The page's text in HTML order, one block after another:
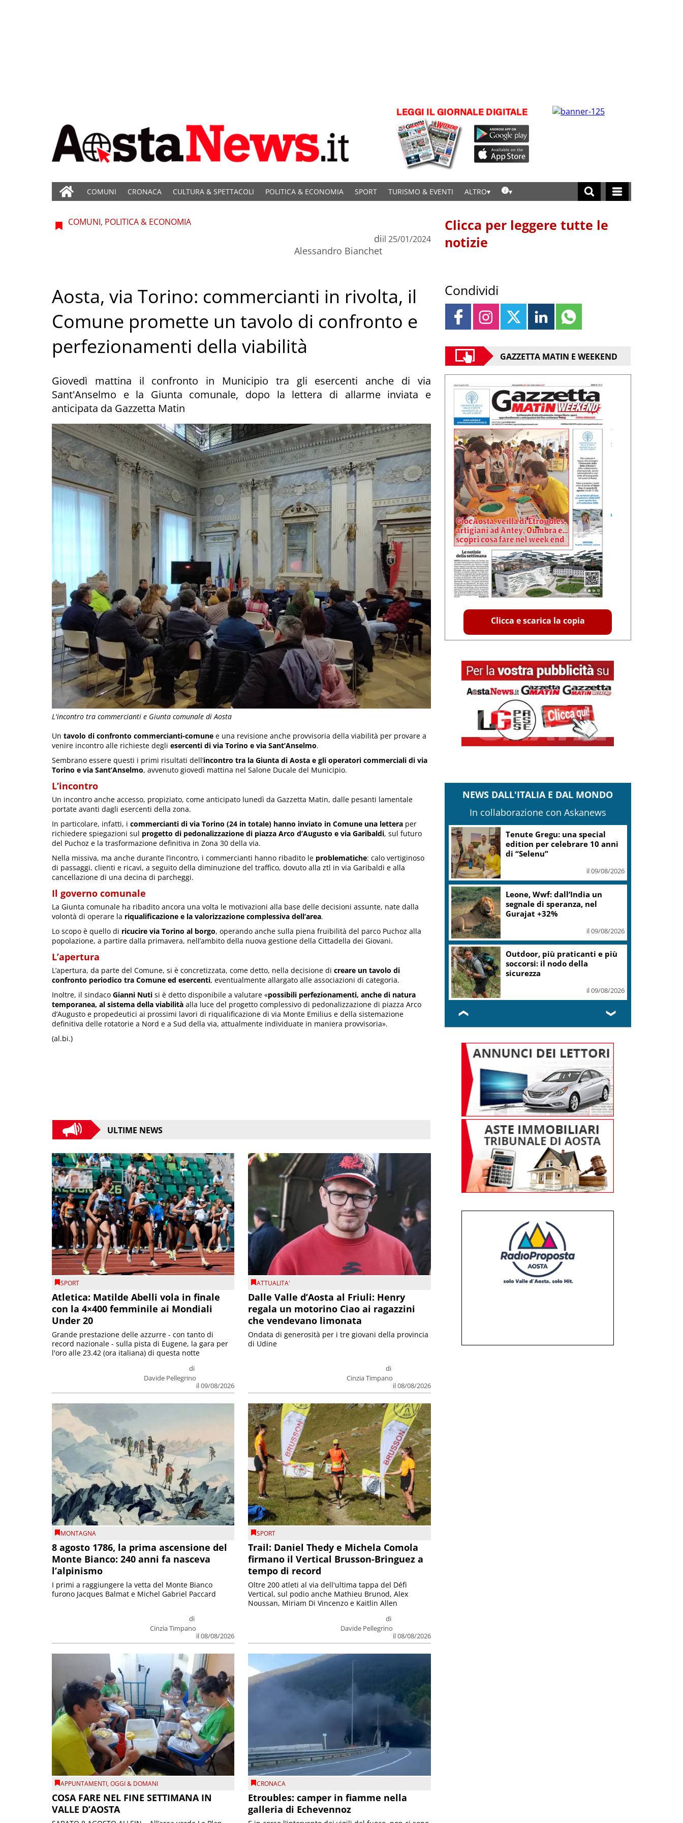
COMUNI CRONACA CULTURA & SPETTACOLI POLITICA & ECONOMIA SPORT TURISMO & EVENTI ALTRO
L'incontro tra commercianti e Giunta comunale di Aosta
COMUNI, POLITICA & ECONOMIA
di
Alessandro Bianchet
il 25/01/2024
Aosta, via Torino: commercianti in rivolta, il
Comune promette un tavolo di confronto e
perfezionamenti della viabilità
Giovedì mattina il confronto in Municipio tra gli esercenti anche di via
Sant'Anselmo e la Giunta comunale, dopo la lettera di allarme inviata e
anticipata da Gazzetta Matin
Un tavolo di confronto commercianti-comune e una revisione anche provvisoria della viabilità per provare a
venire incontro alle richieste degli esercenti di via Torino e via Sant’Anselmo.
Sembrano essere questi i primi risultati dell’incontro tra la Giunta di Aosta e gli operatori commerciali di via
Torino e via Sant’Anselmo, avvenuto giovedì mattina nel Salone Ducale del Municipio.
L’incontro
Un incontro anche accesso, propiziato, come anticipato lunedì da Gazzetta Matin, dalle pesanti lamentale
portate avanti dagli esercenti della zona.
In particolare, infatti, i commercianti di via Torino (24 in totale) hanno inviato in Comune una lettera per
richiedere spiegazioni sul progetto di pedonalizzazione di piazza Arco d’Augusto e via Garibaldi, sul futuro
del Puchoz e la trasformazione definitiva in Zona 30 della via.
Nella missiva, ma anche durante l’incontro, i commercianti hanno ribadito le problematiche: calo vertiginoso
di passaggi, clienti e ricavi, a seguito della diminuzione del traffico, dovuto alla ztl in via Garibaldi e alla
cancellazione di una decina di parcheggi.
Il governo comunale
La Giunta comunale ha ribadito ancora una volta le motivazioni alla base delle decisioni assunte, nate dalla
volontà di operare la riqualificazione e la valorizzazione complessiva dell’area.
Lo scopo è quello di ricucire via Torino al borgo, operando anche sulla piena fruibilità del parco Puchoz alla
popolazione, a partire dalla primavera, nell’ambito della nuova gestione della Cittadella dei Giovani.
L’apertura
L’apertura, da parte del Comune, si è concretizzata, come detto, nella decisione di creare un tavolo di
confronto periodico tra Comune ed esercenti, eventualmente allargato alle associazioni di categoria.
Inoltre, il sindaco Gianni Nuti si è detto disponibile a valutare «possibili perfezionamenti, anche di natura
temporanea, al sistema della viabilità alla luce del progetto complessivo di pedonalizzazione di piazza Arco
d’Augusto e propedeutici ai prossimi lavori di riqualificazione di via Monte Emilius e della sistemazione
definitiva delle rotatorie a Nord e a Sud della via, attualmente individuate in maniera provvisoria».
(al.bi.)
ULTIME NEWS
SPORT
Atletica: Matilde Abelli vola in finale
con la 4×400 femminile ai Mondiali
Under 20
di
Davide Pellegrino
il 09/08/2026
Grande prestazione delle azzurre - con tanto di
record nazionale - sulla pista di Eugene, la gara per
l'oro alle 23.42 (ora italiana) di questa notte
ATTUALITA'
Dalle Valle d’Aosta al Friuli: Henry
regala un motorino Ciao ai ragazzini
che vendevano limonata
di
Cinzia Timpano
il 08/08/2026
Ondata di generosità per i tre giovani della provincia
di Udine
MONTAGNA
8 agosto 1786, la prima ascensione del
Monte Bianco: 240 anni fa nasceva
l’alpinismo
di
Cinzia Timpano
il 08/08/2026
I primi a raggiungere la vetta del Monte Bianco
furono Jacques Balmat e Michel Gabriel Paccard
SPORT
Trail: Daniel Thedy e Michela Comola
firmano il Vertical Brusson-Bringuez a
tempo di record
di
Davide Pellegrino
il 08/08/2026
Oltre 200 atleti al via dell'ultima tappa del Défì
Vertical, sul podio anche Mathieu Brunod, Alex
Noussan, Miriam Di Vincenzo e Kaitlin Allen
APPUNTAMENTI,OGGI & DOMANI
COSA FARE NEL FINE SETTIMANA IN
VALLE D’AOSTA
CRONACA
Etroubles: camper in fiamme nella
galleria di Echevennoz
Clicca per leggere tutte le
notizie
Condividi
GAZZETTA MATIN E WEEKEND
Clicca e scarica la copia
NEWS DALL'ITALIA E DAL MONDO
In collaborazione con Askanews
Fornacelle apre “Vinoteka”
spazio degustazione nel cuore
di Bolgheri
il 09/08/2026
Iran, Mojtaba Khamenei ha
incontrato Pezeshkian
il 09/08/2026
Gaza, Israele respinge il piano
in 15 punti del Board of Peace
❮ ❯